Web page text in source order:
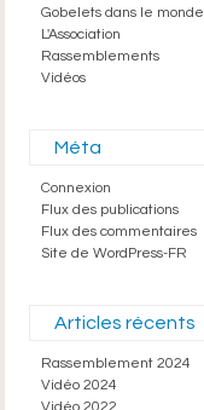
Gobelets dans le monde
L'Association
Rassemblements
Vidéos
Méta
Connexion
Flux des publications
Flux des commentaires
Site de WordPress-FR
Articles récents
Rassemblement 2024
Vidéo 2024
Vidéo 2022